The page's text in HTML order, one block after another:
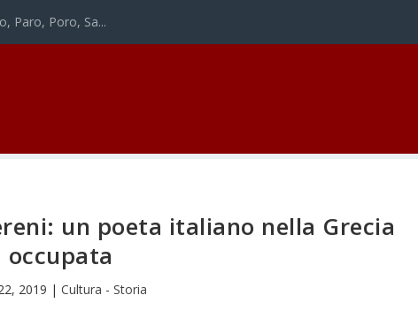
Paro, Poro, Sa...
un poeta italiano nella Grecia
occupata
2019 |Cultura - Storia